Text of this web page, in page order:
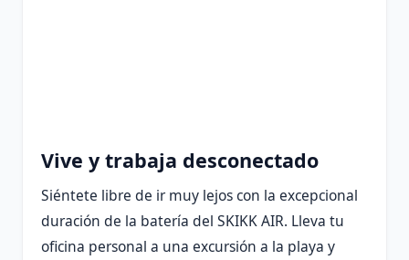
Vive y trabaja desconectado
Siéntete libre de ir muy lejos con la excepcional
duración de la batería del SKIKK AIR. Lleva tu
oficina personal a una excursión a la playa y